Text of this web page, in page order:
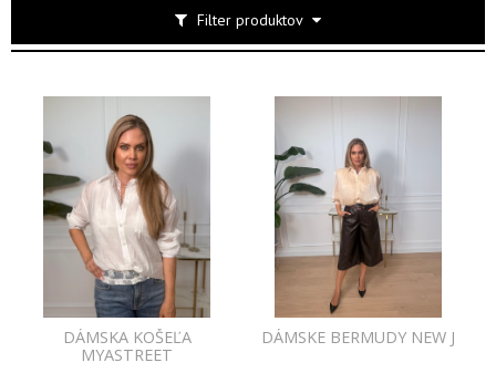
Filter produktov
DÁMSKA KOŠEĽA
MYASTREET
DÁMSKE BERMUDY NEW J